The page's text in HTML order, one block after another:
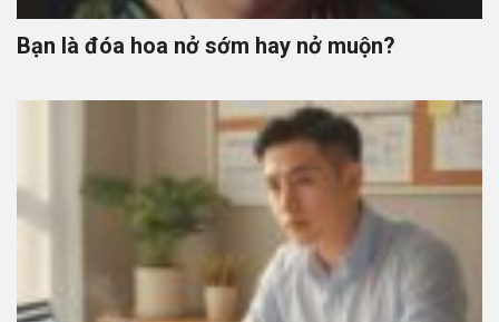
Bạn là đóa hoa nở sớm hay nở muộn?